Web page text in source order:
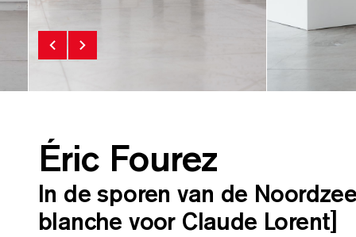
Éric Fourez
In de sporen van de
blanche voor Claude Lorent]